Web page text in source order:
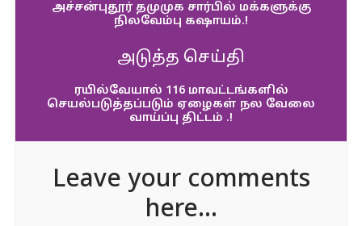
அச்சன்புதூர் தமுமுக சார்பில் மக்களுக்கு
நிலவேம்பு கஷாயம்.!
அடுத்த செய்தி
ரயில்வேயால் 116 மாவட்டங்களில்
செயல்படுத்தப்படும் ஏழைகள் நல வேலை
வாய்ப்பு திட்டம் .!
Leave your comments
here...